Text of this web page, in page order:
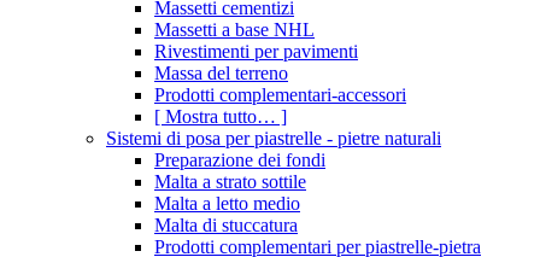
Massetti cementizi
Massetti a base NHL
Rivestimenti per pavimenti
Massa del terreno
Prodotti complementari-accessori
[ Mostra tutto… ]
Sistemi di posa per piastrelle - pietre naturali
Preparazione dei fondi
Malta a strato sottile
Malta a letto medio
Malta di stuccatura
Prodotti complementari per piastrelle-pietra